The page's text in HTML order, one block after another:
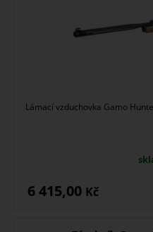
Lámací vzduchovka Gamo
6 415,00 Kč